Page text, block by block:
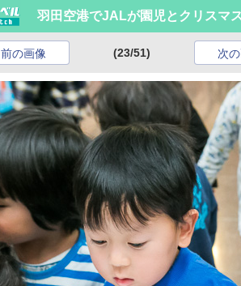
羽田空港でJALが園児とクリスマ
前の画像 (23/51) 次